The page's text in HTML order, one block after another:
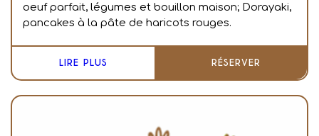
oeuf parfait, légumes et bouillon maison; Dorayaki,
pancakes à la pâte de haricots rouges.
LIRE PLUS RÉSERVER